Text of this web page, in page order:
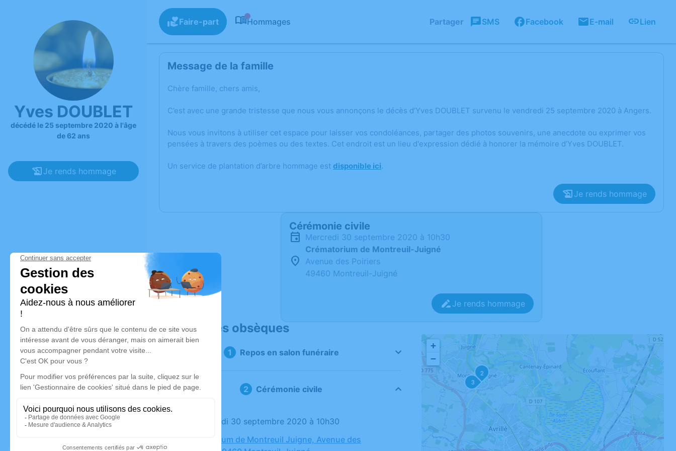
Yves DOUBLET
décédé le 25 septembre 2020 à l'âge
de 62 ans
Je rends hommage
Faire-part Hommages Partager SMS Facebook E-mail Lien
Message de la famille
Chère famille, chers amis,
C’est avec une grande tristesse que nous vous annonçons le décès d’Yves DOUBLET survenu le vendredi 25 septembre 2020 à Angers.
Nous vous invitons à utiliser cet espace pour laisser vos condoléances, partager des photos souvenirs, une anecdote ou exprimer vos
pensées à travers des poèmes ou des textes. Cet endroit est un lieu d'expression dédié à honorer la mémoire d’Yves DOUBLET.
Un service de plantation d’arbre hommage est disponible ici.
Je rends hommage
Cérémonie civile
mercredi 30 septembre 2020 à 10h30
Crématorium de Montreuil-Juigné
Avenue des Poiriers
49460 Montreuil-Juigné
Je rends hommage
Déroulé des obsèques
Repos en salon funéraire
Cérémonie civile
Le mercredi 30 septembre 2020 à 10h30
Crématorium de Montreuil Juigne, Avenue des
2
3
+
−